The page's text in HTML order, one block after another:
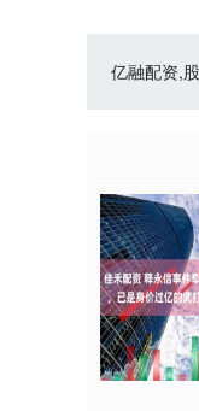
亿融配资,